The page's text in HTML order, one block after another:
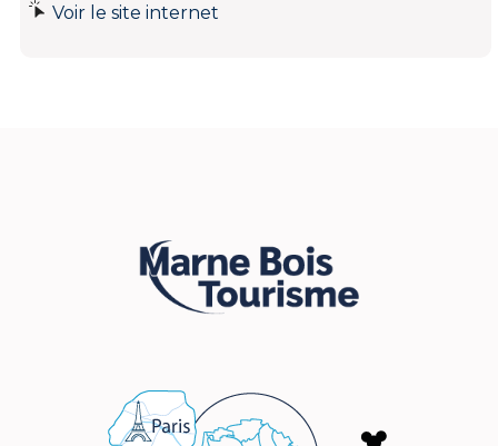
Voir le site internet